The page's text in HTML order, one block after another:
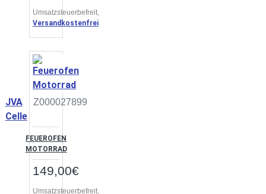
Umsatzsteuerbefreit,
Versandkostenfrei
JVA
Celle
Z000027899
FEUEROFEN
MOTORRAD
149,00€
Umsatzsteuerbefreit,